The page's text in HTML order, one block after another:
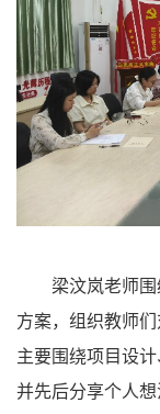
图
梁汶岚老师
方案，组织教师
主要围绕项目设
并先后分享个人